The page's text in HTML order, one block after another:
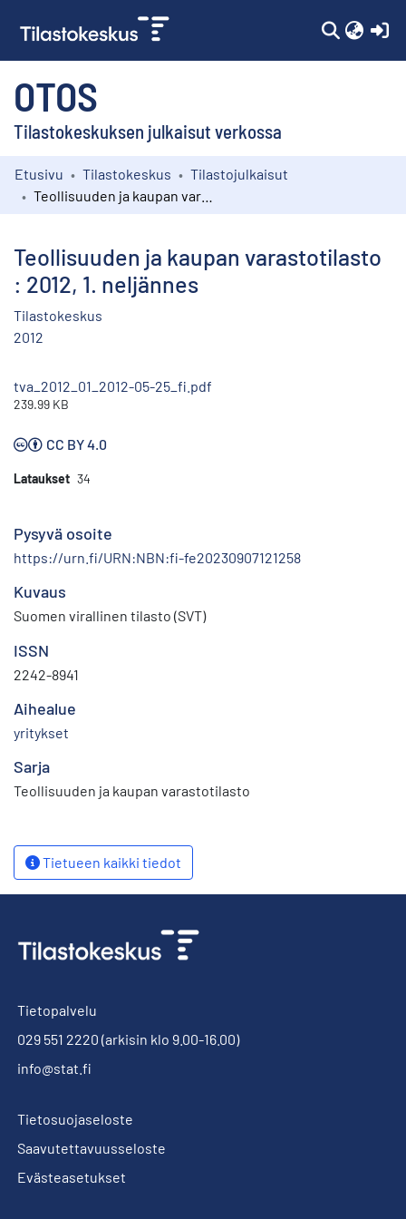
OTOS
Tilastokeskuksen julkaisut verkossa
Kokoelmat
Etusivu Tilastokeskus
Tilastojulkaisut
Teollisuuden ja kaupan varastotilasto
: 2012, 1. neljännes
Tilastokeskus
2012
tva_2012_01_2012-05-25_fi.pdf
239.99 KB
CC BY 4.0
Lataukset 34
Pysyvä osoite
https://urn.fi/URN:NBN:fi-fe20230907121258
Kuvaus
Suomen virallinen tilasto (SVT)
ISSN
2242-8941
Aihealue
yritykset
Sarja
Teollisuuden ja kaupan varastotilasto
Tietueen kaikki tiedot
Tietopalvelu
029 551 2220 (arkisin klo 9.00-16.00)
info@stat.fi
Tietosuojaseloste
Saavutettavuusseloste
Evästeasetukset